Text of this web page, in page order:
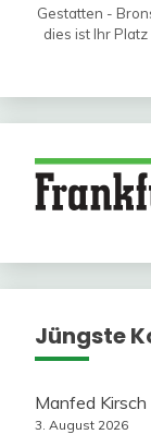
Gestatten -
dies ist Ihr Platz
Jüngste
Manfed Kirsch
3. August 2026